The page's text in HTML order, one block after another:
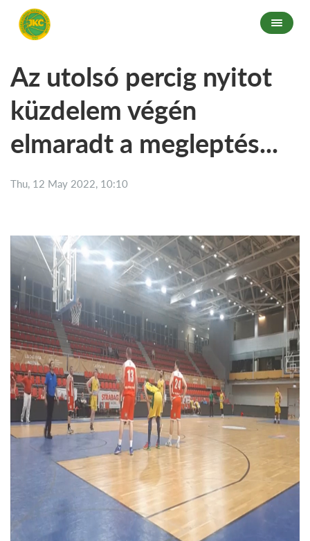
Az utolsó percig nyitot
küzdelem végén
elmaradt a megleptés...
Thu, 12 May 2022, 10:10